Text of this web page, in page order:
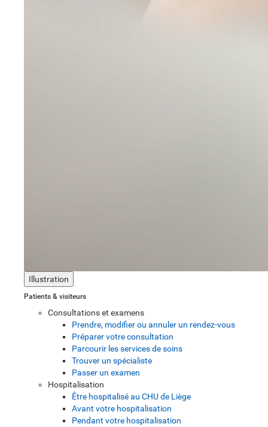
Illustration
Patients & visiteurs
Consultations et examens
Prendre, modifier ou annuler un rendez-vous
Préparer votre consultation
Parcourir les services de soins
Trouver un spécialiste
Passer un examen
Hospitalisation
Être hospitalisé au CHU de Liège
Avant votre hospitalisation
Pendant votre hospitalisation